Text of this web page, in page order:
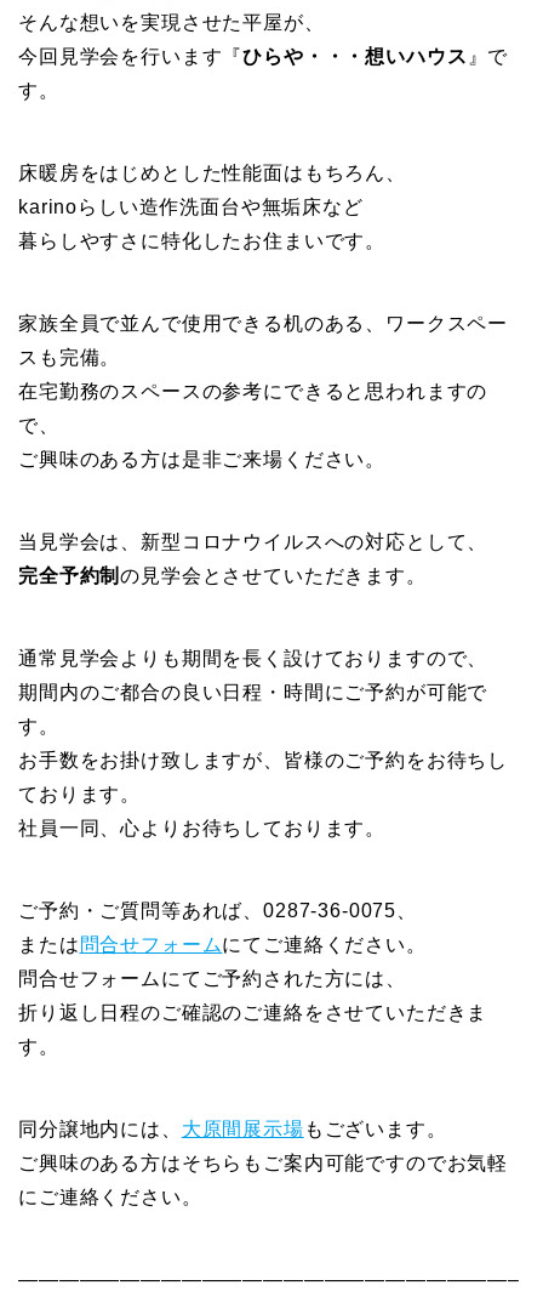
そんな想いを実現させた平屋が、
今回見学会を行います『ひらや・・・想いハウス 』で
す。
床暖房をはじめとした性能面はもちろん、
karinoらしい造作洗面台や無垢床など
暮らしやすさに特化したお住まいです。
家族全員で並んで使用できる机のある、ワークスペー
スも完備。
在宅勤務のスペースの参考にできると思われますの
で、
ご興味のある方は是非ご来場ください。
当見学会は、新型コロナウイルスへの対応として、
完全予約制の見学会とさせていただきます。
通常見学会よりも期間を長く設けておりますので、
期間内のご都合の良い日程・時間にご予約が可能で
す。
お手数をお掛け致しますが、皆様のご予約をお待ちし
ております。
社員一同、心よりお待ちしております。
ご予約・ご質問等あれば、0287-36-0075、
または 問合せフォームにてご連絡ください。
問合せフォームにてご予約された方には、
折り返し日程のご確認のご連絡をさせていただきま
す。
同分譲地内には、 大原間展示場 もございます。
ご興味のある方はそちらもご案内可能ですのでお気軽
にご連絡ください。
————————————————————————–